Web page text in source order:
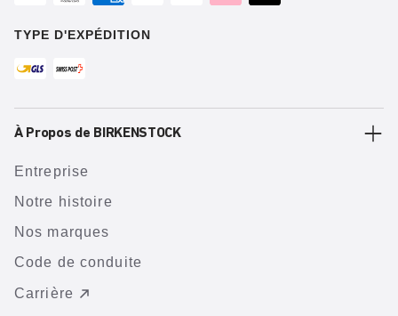
TYPE D'EXPÉDITION
À Propos de BIRKENSTOCK
Entreprise
Notre histoire
Nos marques
Code de conduite
Carrière